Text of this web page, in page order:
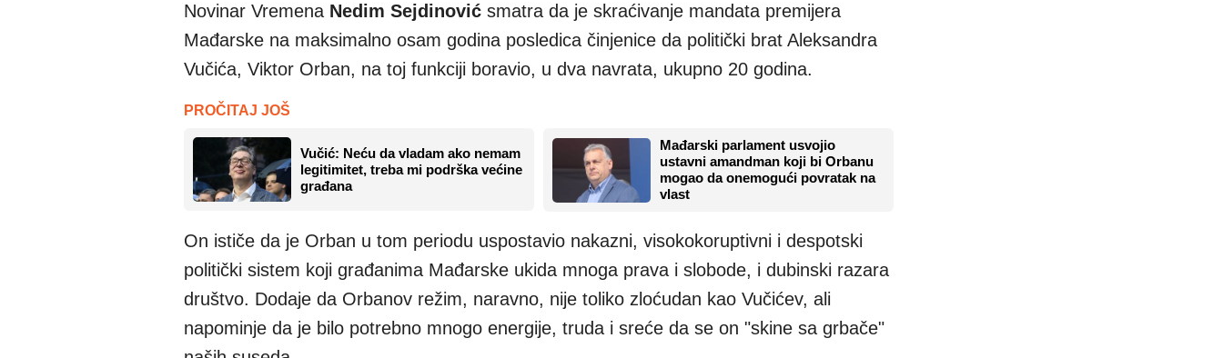
Novinar Vremena Nedim Sejdinović smatra da je skraćivanje mandata premijera
Mađarske na maksimalno osam godina posledica činjenice da politički brat Aleksandra
Vučića, Viktor Orban, na toj funkciji boravio, u dva navrata, ukupno 20 godina.
PROČITAJ JOŠ
Vučić: Neću da vladam ako nemam
legitimitet, treba mi podrška većine
građana
Mađarski parlament usvojio
ustavni amandman koji bi Orbanu
mogao da onemogući povratak na
vlast
On ističe da je Orban u tom periodu uspostavio nakazni, visokokoruptivni i despotski
politički sistem koji građanima Mađarske ukida mnoga prava i slobode, i dubinski razara
društvo. Dodaje da Orbanov režim, naravno, nije toliko zloćudan kao Vučićev, ali
napominje da je bilo potrebno mnogo energije, truda i sreće da se on "skine sa grbače"